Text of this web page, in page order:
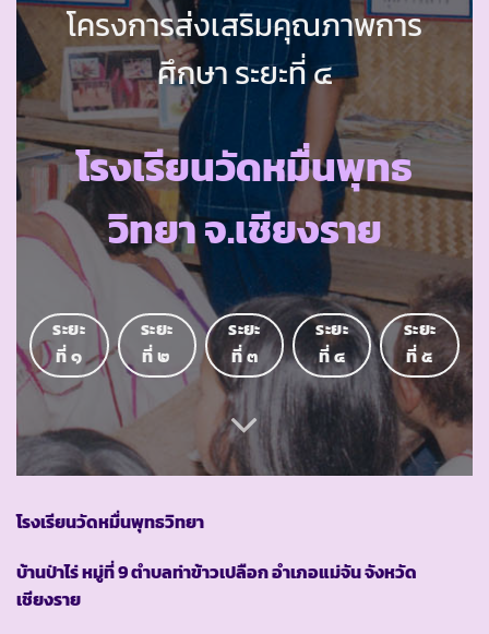
โครงการส่งเสริมคุณภาพการ
ศึกษา ระยะที่ ๔
โรงเรียนวัดหมื่นพุทธ
วิทยา จ.เชียงราย
ระยะ
ที่ ๑
ระยะ
ที่ ๒
ระยะ
ที่ ๓
ระยะ
ที่ ๔
ระยะ
ที่ ๕
โรงเรียนวัดหมื่นพุทธวิทยา
บ้านป่าไร่ หมู่ที่9ตำบลท่าข้าวเปลือก อำเภอแม่จัน จังหวัด
เชียงราย